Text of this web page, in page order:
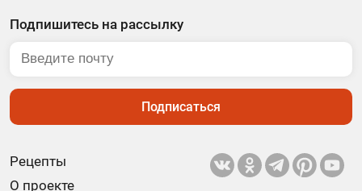
Рецепты
О проекте
Подпишитесь на рассылку
Подписаться